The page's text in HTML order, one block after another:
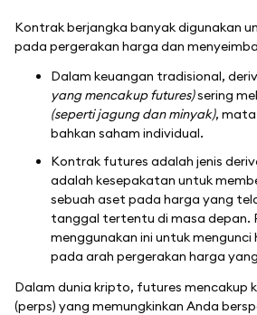
Kontrak berjangka banyak digunakan
pada pergerakan harga dan
Dalam keuangan tradisional,
yang mencakup futures)sering
(seperti jagung dan minyak), mata
bahkan saham individual.
Kontrak futures adalah jenis
adalah kesepakatan untuk
sebuah aset pada harga yang
tanggal tertentu di masa depan.
menggunakan ini untuk
pada arah pergerakan harga
Dalam dunia kripto, futures mencakup
(perps) yang memungkinkan Anda